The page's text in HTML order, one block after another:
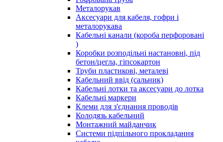
Металорукав
Аксесуари для кабеля, гофри і
металорукава
Кабельні канали (короба перфоровані
)
Коробки розподільні настановні, під
бетон/цегла, гіпсокартон
Труби пластикові, металеві
Кабельний ввід (сальник)
Кабельні лотки та аксесуари до лотка
Кабельні маркери
Клеми для з'єднання проводів
Колодязь кабельний
Монтажний майданчик
Системи підпільного прокладання